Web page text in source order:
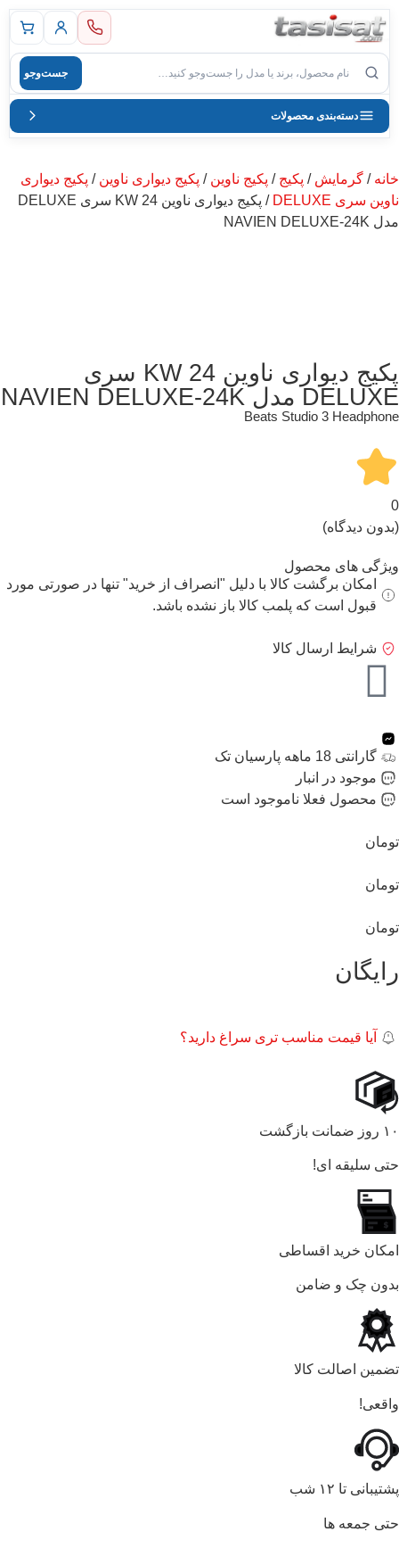
اصلی
جست‌وجو
دسته‌بندی محصولات
خانه / گرمایش / پکیج / پکیج ناوین / پکیج دیواری ناوین / پکیج دیواری
ناوین سری DELUXE
/ پکیج دیواری ناوین 24 KW سری DELUXE
مدل NAVIEN DELUXE-24K
پکیج دیواری ناوین 24 KW سری
DELUXE مدل NAVIEN DELUXE-24K
Beats Studio 3 Headphone
0
(بدون دیدگاه)
ویژگی های محصول
امکان برگشت کالا با دلیل "انصراف از خرید" تنها در صورتی مورد
قبول است که پلمب کالا باز نشده باشد.
شرایط ارسال کالا
گارانتی 18 ماهه پارسیان تک
موجود در انبار
محصول فعلا ناموجود است
تومان
تومان
تومان
رایگان
آیا قیمت مناسب تری سراغ دارید؟
۱۰ روز ضمانت بازگشت
حتی سلیقه ای!
امکان خرید اقساطی
بدون چک و ضامن
تضمین اصالت کالا
واقعی!
پشتیبانی تا ۱۲ شب
حتی جمعه ها